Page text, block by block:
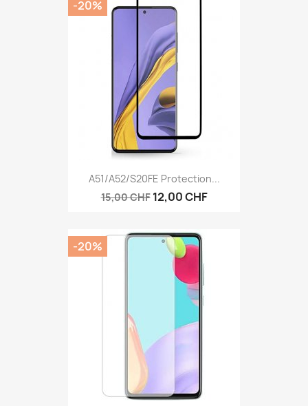
A51/A52/S20FE Protection...
15,00 CHF 12,00 CHF
-20%
-20%